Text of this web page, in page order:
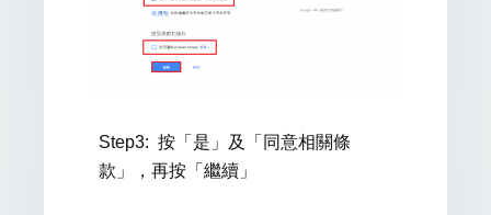
Step3: 按「是」及「同意相關條
款」，再按「繼續」